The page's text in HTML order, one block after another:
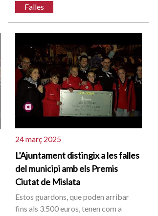
Falles
24 març 2025
L’Ajuntament distingix a les falles
del municipi amb els Premis
Ciutat de Mislata
Estos guardons, que poden arribar
fins als 3.500 euros, tenen com a